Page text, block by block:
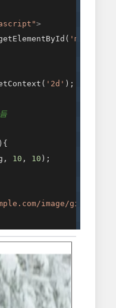
>
'2d' );
) {
10 , 10 );
image/girl-